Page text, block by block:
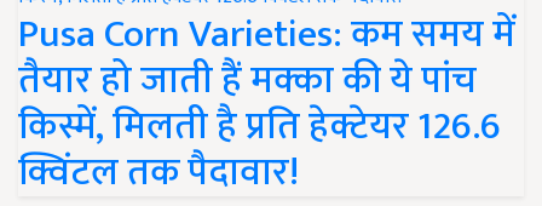
Pusa Corn Varieties: कम समय में
तैयार हो जाती हैं मक्का की ये पांच
किस्में, मिलती है प्रति हेक्टेयर 126.6
क्विंटल तक पैदावार!